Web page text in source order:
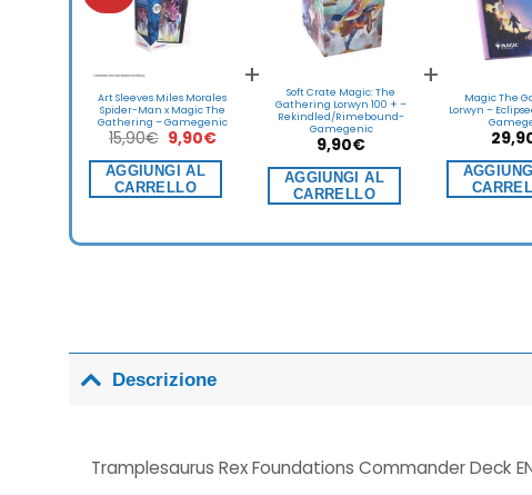
Art Sleeves Miles Morales
Spider-Man x Magic The
Gathering – Gamegenic
15,90€ Il
prezzo
originale
era:
15,90€.
9,90€Il
attuale
9,90€.
AGGIUNGI AL
CARRELLO
+
Soft Crate Magic: The
Gathering Lorwyn 100 + –
Rekindled/Rimebound-
Gamegenic
9,90€
AGGIUNGI AL
CARRELLO
+
Magic The
Lorwyn –
Descrizione
Tramplesaurus Rex Foundations Commander Deck